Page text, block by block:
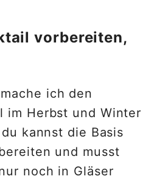
vorbereiten,
ich den
im Herbst und Winter
kannst die Basis
und musst
noch in Gläser